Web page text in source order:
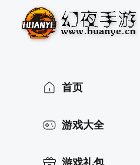
首页
游戏大全
游戏礼包